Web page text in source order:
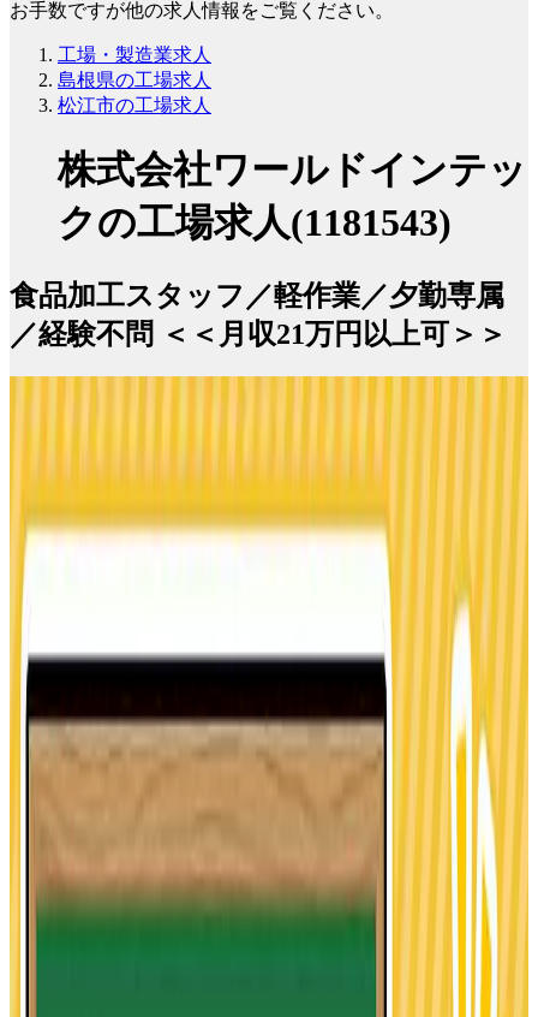
お手数ですが他の求人情報をご覧ください。
工場・製造業求人
島根県の工場求人
松江市の工場求人
株式会社ワールドインテッ
クの工場求人(1181543)
食品加工スタッフ／軽作業／夕勤専属
／経験不問 ＜＜月収21万円以上可＞＞